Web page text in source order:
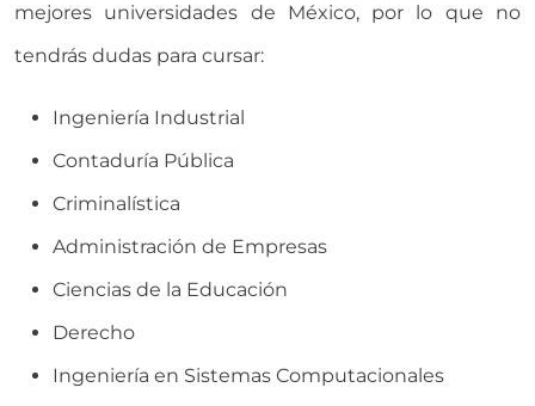
mejores universidades de México, por lo que no
tendrás dudas para cursar:
Ingeniería Industrial
Contaduría Pública
Criminalística
Administración de Empresas
Ciencias de la Educación
Derecho
Ingeniería en Sistemas Computacionales